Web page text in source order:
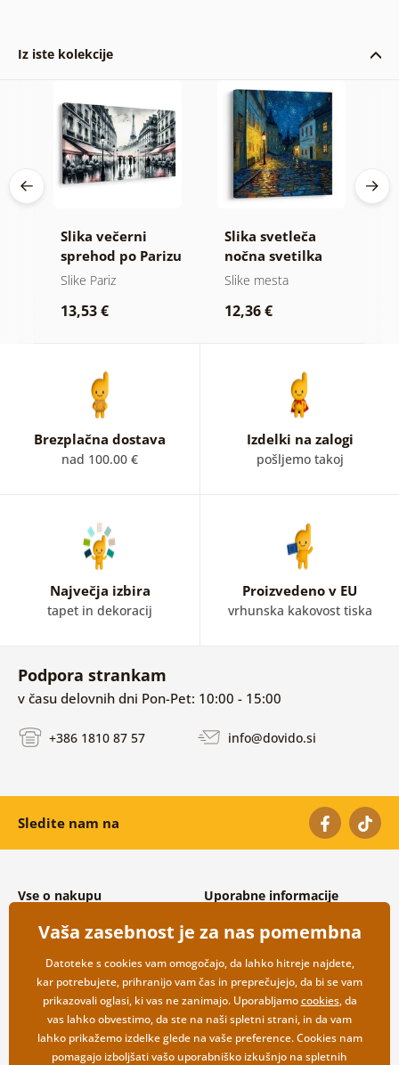
Iz iste kolekcije
Slika večerni
sprehod po Parizu
Slike Pariz
13,53 €
Slika svetleča
nočna svetilka
Slike mesta
12,36 €
Brezplačna dostava
nad 100.00 €
Izdelki na zalogi
pošljemo takoj
Največja izbira
tapet in dekoracij
Proizvedeno v EU
vrhunska kakovost tiska
Podpora strankam
v času delovnih dni Pon-Pet: 10:00 - 15:00
+386 1810 87 57 info@dovido.si
Sledite nam na
Vse o nakupu
Splošni in reklamacijski pogoji
Varovanje osebnih podatkov
Možnosti dostave in plačila
Vračilo blaga
Uporabne informacije
Pogosto zastavljena vprašanja
Kontakti
Veleprodaja
Vaša zasebnost je za nas pomembna
Datoteke s cookies vam omogočajo, da lahko hitreje najdete,
kar potrebujete, prihranijo vam čas in preprečujejo, da bi se vam
prikazovali oglasi, ki vas ne zanimajo. Uporabljamocookies, da
vas lahko obvestimo, da ste na naši spletni strani, in da vam
lahko prikažemo izdelke glede na vaše preference. Cookies nam
pomagajo izboljšati vašo uporabniško izkušnjo na spletnih